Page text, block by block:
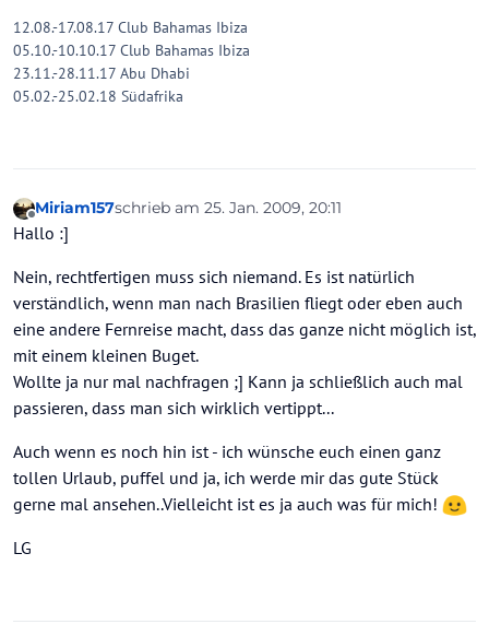
12.08.-17.08.17 Club Bahamas Ibiza
05.10.-10.10.17 Club Bahamas Ibiza
23.11.-28.11.17 Abu Dhabi
05.02.-25.02.18 Südafrika
Offline
Miriam157schrieb am 25. Jan. 2009, 20:11
zuletzt editiert von
Hallo :]
Nein, rechtfertigen muss sich niemand. Es ist natürlich
verständlich, wenn man nach Brasilien fliegt oder eben auch
eine andere Fernreise macht, dass das ganze nicht möglich ist,
mit einem kleinen Buget.
Wollte ja nur mal nachfragen ;] Kann ja schließlich auch mal
passieren, dass man sich wirklich vertippt...
Auch wenn es noch hin ist - ich wünsche euch einen ganz
tollen Urlaub, puffel und ja, ich werde mir das gute Stück
gerne mal ansehen..Vielleicht ist es ja auch was für mich!
LG